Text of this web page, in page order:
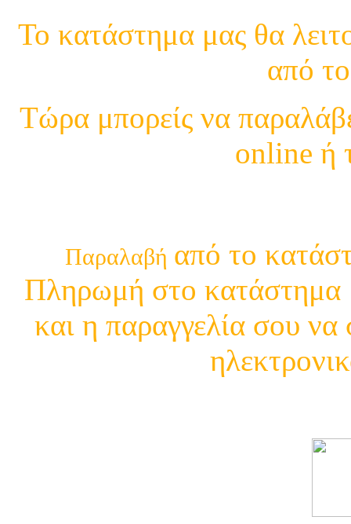
Το κατάστημα μας θα
από
Τώρα μπορείς να
online ή
Παραλαβή από το
Πληρωμή στο κατάστημα
και η παραγγελία σου